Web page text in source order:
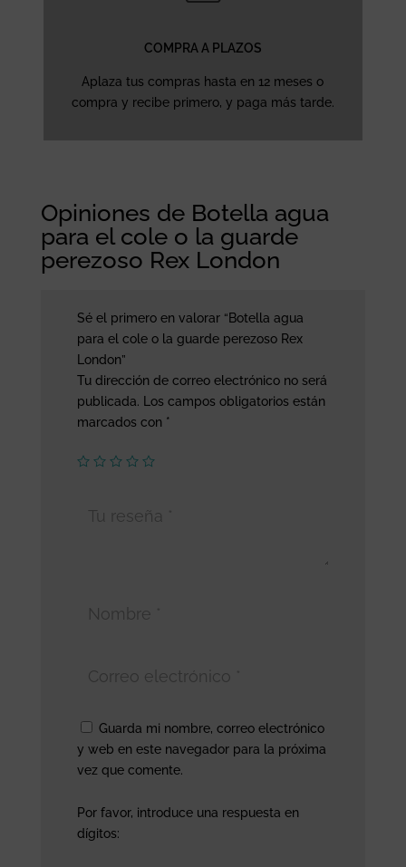
COMPRA A PLAZOS
Aplaza tus compras hasta en 12 meses o
compra y recibe primero, y paga más tarde.
Opiniones de Botella agua
para el cole o la guarde
perezoso Rex London
Sé el primero en valorar “Botella agua
para el cole o la guarde perezoso Rex
London”
Tu dirección de correo electrónico no será
publicada.
Los campos obligatorios están
marcados con *
Guarda mi nombre, correo electrónico
y web en este navegador para la próxima
vez que comente.
Por favor, introduce una respuesta en
dígitos: